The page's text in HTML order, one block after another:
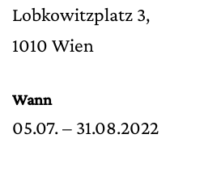
Lobkowitzplatz 3,
1010 Wien
Wann
05.07. – 31.08.2022